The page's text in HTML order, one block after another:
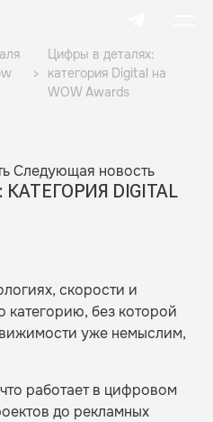
Цифры в деталях:
категория Digital на
WOW Awards
Следующая новость
DIGITAL
скорости и
категорию, без которой
уже немыслим,
работает в цифровом
до рекламных